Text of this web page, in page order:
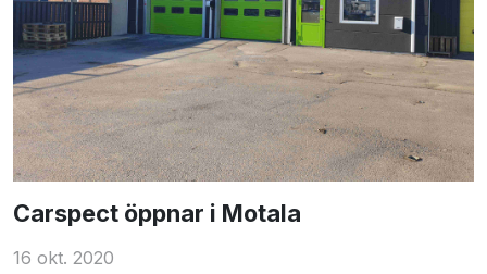
Carspect öppnar i Motala
16 okt. 2020